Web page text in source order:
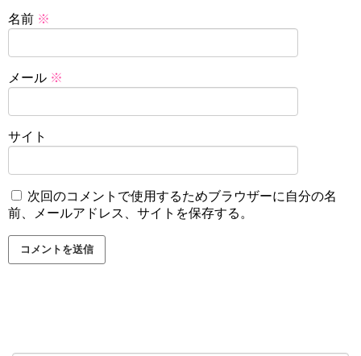
名前 ※
メール ※
サイト
次回のコメントで使用するためブラウザーに自分の名
前、メールアドレス、サイトを保存する。